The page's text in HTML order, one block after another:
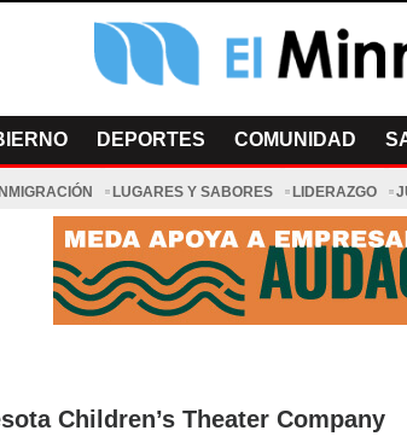
DEPORTES COMUNIDAD
INMIGRACIÓN LUGARES Y SABORES LIDERAZGO
Children’s Theater Company